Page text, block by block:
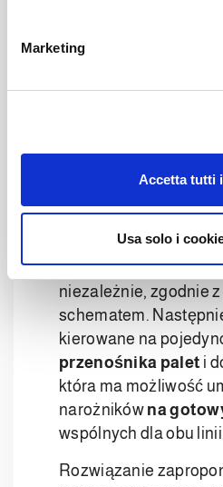
o
Marketing
Accetta tutti
Usa solo i
Kompletny system do
paletyzacji
Multibrandpozwala
każdej jednostki
niezależnie, zgodnie
schematem.
kierowane na
przenośnika palet i
która ma możliwość
narożników na
wspólnych dla obu
Rozwiązanie